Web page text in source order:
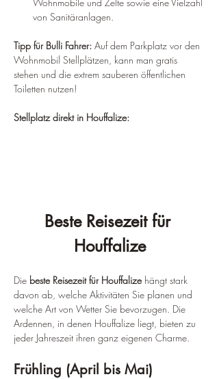
von Sanitäranlagen.
Tipp für Bulli Fahrer: Auf dem Parkplatz vor den
Wohnmobil Stellplätzen, kann man gratis
stehen und die extrem sauberen öffentlichen
Toiletten nutzen!
Stellplatz direkt in Houffalize:
Beste Reisezeit für
Houffalize
Die beste Reisezeit für Houffalize hängt stark
davon ab, welche Aktivitäten Sie planen und
welche Art von Wetter Sie bevorzugen. Die
Ardennen, in denen Houffalize liegt, bieten zu
jeder Jahreszeit ihren ganz eigenen Charme.
Frühling (April bis Mai)